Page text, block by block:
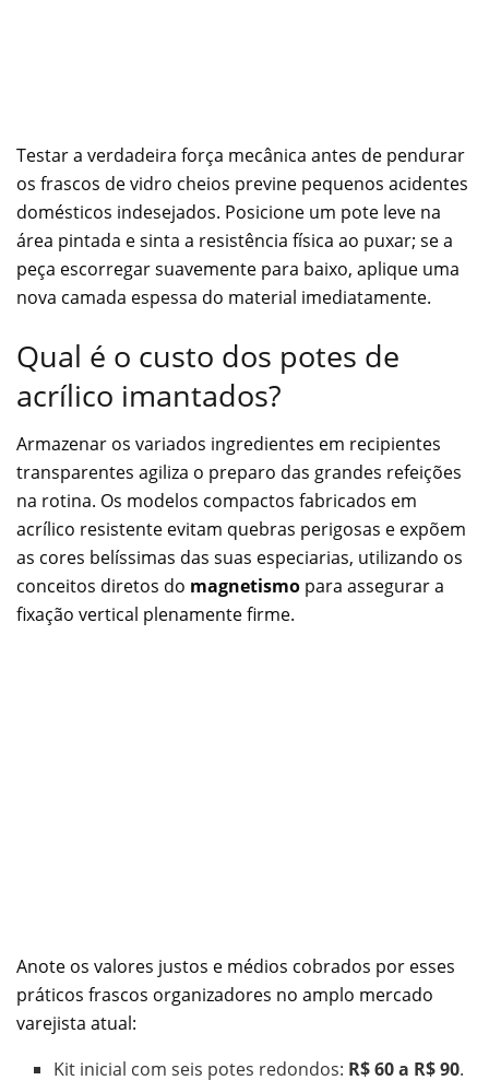
Testar a verdadeira força mecânica antes de pendurar
os frascos de vidro cheios previne pequenos acidentes
domésticos indesejados. Posicione um pote leve na
área pintada e sinta a resistência física ao puxar; se a
peça escorregar suavemente para baixo, aplique uma
nova camada espessa do material imediatamente.
Qual é o custo dos potes de
acrílico imantados?
Armazenar os variados ingredientes em recipientes
transparentes agiliza o preparo das grandes refeições
na rotina. Os modelos compactos fabricados em
acrílico resistente evitam quebras perigosas e expõem
as cores belíssimas das suas especiarias, utilizando os
conceitos diretos do magnetismo para assegurar a
fixação vertical plenamente firme.
Anote os valores justos e médios cobrados por esses
práticos frascos organizadores no amplo mercado
varejista atual:
Kit inicial com seis potes redondos: R$ 60 a R$ 90.